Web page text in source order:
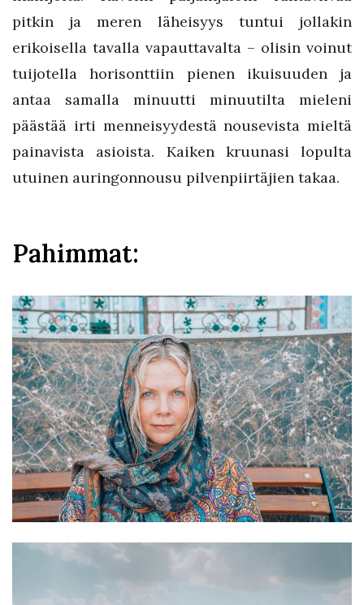
pitkin ja meren läheisyys tuntui jollakin
erikoisella tavalla vapauttavalta – olisin voinut
tuijotella horisonttiin pienen ikuisuuden ja
antaa samalla minuutti minuutilta mieleni
päästää irti menneisyydestä nousevista mieltä
painavista asioista. Kaiken kruunasi lopulta
utuinen auringonnousu pilvenpiirtäjien takaa.
Pahimmat: